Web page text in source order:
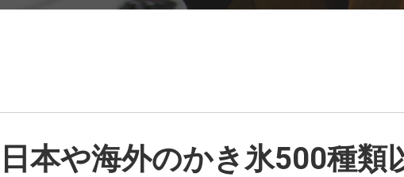
日本や海外のかき氷500種